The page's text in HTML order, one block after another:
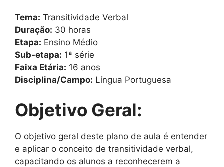
Tema: Transitividade Verbal
Duração: 30 horas
Etapa: Ensino Médio
Sub-etapa: 1ª série
Faixa Etária: 16 anos
Disciplina/Campo: Língua Portuguesa
Objetivo Geral:
O objetivo geral deste plano de aula é entender
e aplicar o conceito de transitividade verbal,
capacitando os alunos a reconhecerem a